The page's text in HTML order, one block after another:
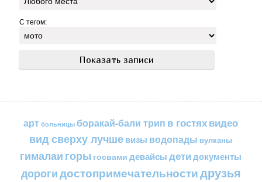
С тегом:
арт больницы боракай-бали трип в гостяхвидео
вид сверху лучшевизы водопады вулканы
гималаи горы госвами девайсы детидокументы
дорогидостопримечательностидрузья